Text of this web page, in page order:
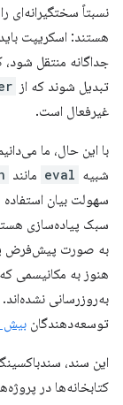
نسبتاً
هستند: اسکریپت
جداگانه منتقل
تبدیل شوند که از
غیرفعال است.
با این حال، ما
شبیه eval مانند
سهولت بیان
سبک پیاده‌سازی
به صورت پیش‌فرض
هنوز به مکانیسمی
به‌روزرسانی نشده‌اند.
توسعه‌دهندگان بیش
این سند،
کتابخانه‌ها در